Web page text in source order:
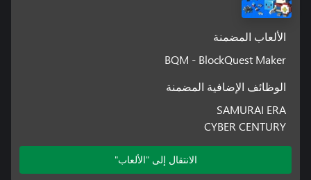
الألعاب المضمنة
BQM - BlockQuest Maker
الوظائف الإضافية المضمنة
SAMURAI ERA
CYBER CENTURY
الانتقال إلى "الألعاب"